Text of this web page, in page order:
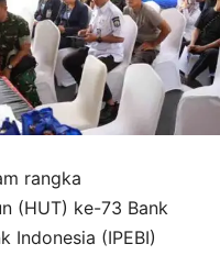
rangka
(HUT) ke-73 Bank
Indonesia (IPEBI)